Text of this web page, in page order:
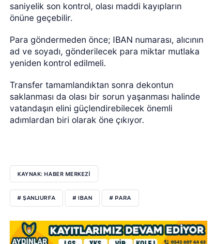
saniyelik son kontrol, olası maddi kayıpların
önüne geçebilir.
Para göndermeden önce; IBAN numarası, alıcının
ad ve soyadı, gönderilecek para miktar mutlaka
yeniden kontrol edilmeli.
Transfer tamamlandıktan sonra dekontun
saklanması da olası bir sorun yaşanması halinde
vatandaşın elini güçlendirebilecek önemli
adımlardan biri olarak öne çıkıyor.
KAYNAK: HABER MERKEZİ
# ŞANLIURFA # IBAN # PARA